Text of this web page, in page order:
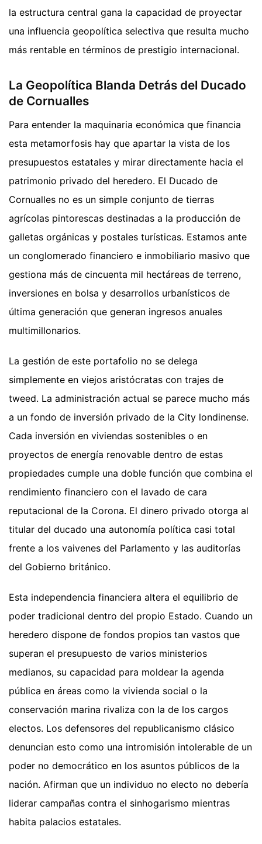
la estructura central gana la capacidad de proyectar
una influencia geopolítica selectiva que resulta mucho
más rentable en términos de prestigio internacional.
La Geopolítica Blanda Detrás del Ducado
de Cornualles
Para entender la maquinaria económica que financia
esta metamorfosis hay que apartar la vista de los
presupuestos estatales y mirar directamente hacia el
patrimonio privado del heredero. El Ducado de
Cornualles no es un simple conjunto de tierras
agrícolas pintorescas destinadas a la producción de
galletas orgánicas y postales turísticas. Estamos ante
un conglomerado financiero e inmobiliario masivo que
gestiona más de cincuenta mil hectáreas de terreno,
inversiones en bolsa y desarrollos urbanísticos de
última generación que generan ingresos anuales
multimillonarios.
La gestión de este portafolio no se delega
simplemente en viejos aristócratas con trajes de
tweed. La administración actual se parece mucho más
a un fondo de inversión privado de la City londinense.
Cada inversión en viviendas sostenibles o en
proyectos de energía renovable dentro de estas
propiedades cumple una doble función que combina el
rendimiento financiero con el lavado de cara
reputacional de la Corona. El dinero privado otorga al
titular del ducado una autonomía política casi total
frente a los vaivenes del Parlamento y las auditorías
del Gobierno británico.
Esta independencia financiera altera el equilibrio de
poder tradicional dentro del propio Estado. Cuando un
heredero dispone de fondos propios tan vastos que
superan el presupuesto de varios ministerios
medianos, su capacidad para moldear la agenda
pública en áreas como la vivienda social o la
conservación marina rivaliza con la de los cargos
electos. Los defensores del republicanismo clásico
denuncian esto como una intromisión intolerable de un
poder no democrático en los asuntos públicos de la
nación. Afirman que un individuo no electo no debería
liderar campañas contra el sinhogarismo mientras
habita palacios estatales.